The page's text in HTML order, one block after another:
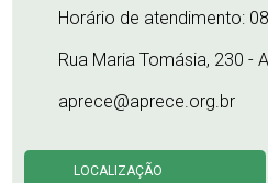
Horário de atendimento:
Rua Maria Tomásia, 230 -
aprece@aprece.org.br
LOCALIZAÇÃO